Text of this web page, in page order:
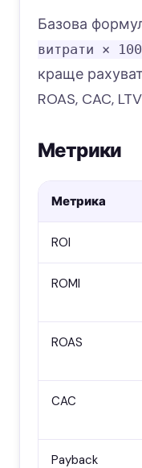
Базова
витрати ×
краще
ROAS, CAC,
Метрики
Метрика
ROI
ROMI
ROAS
CAC
Payback